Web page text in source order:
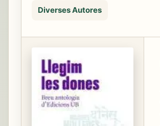
Diverses Autores